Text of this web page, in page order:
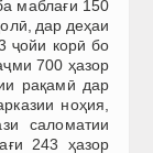
маблағи 150
дар деҳаи
ҷойи корӣ бо
700 ҳазор
рақамӣ дар
ноҳия,
саломатии
243 ҳазор